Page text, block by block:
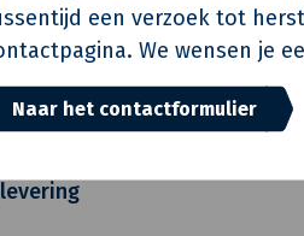
een verzoek tot
We wensen je
Naar het contactformulier